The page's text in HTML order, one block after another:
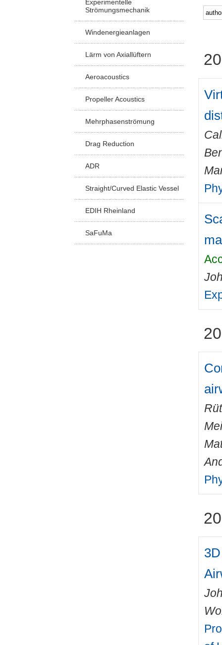
Experimentelle
Strömungsmechanik
Windenergieanlagen
Lärm von Axiallüftern
Aeroacoustics
Propeller Acoustics
Mehrphasenströmung
Drag Reduction
ADR
Straight/Curved Elastic Vessel
EDIH Rheinland
SaFuMa